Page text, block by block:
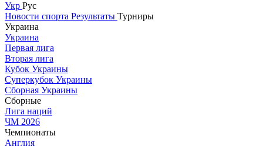
Укр Рус
Новости спорта Результаты Турниры
Украина
Украина
Первая лига
Вторая лига
Кубок Украины
Суперкубок Украины
Сборная Украины
Сборные
Лига наций
ЧМ 2026
Чемпионаты
Англия